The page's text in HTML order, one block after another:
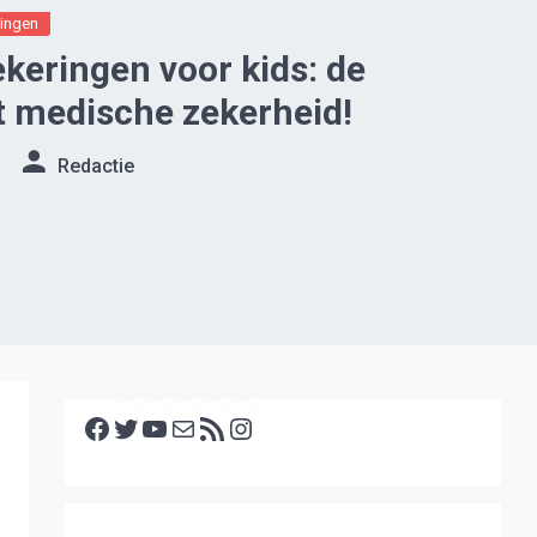
voor kids: de
zekerheid!
Redactie
Facebook Twitter YouTube E-mail RSS feed